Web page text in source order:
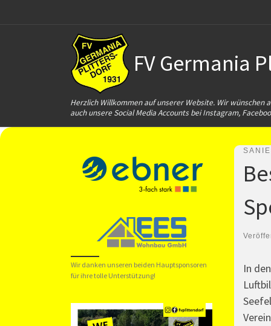
FV Germania
Herzlich Willkommen auf unserer Website. Wir wünschen
auch unsere Social Media Accounts bei Instagram,
In
Wir danken unseren beiden Hauptsponsoren
für ihre tolle Unterstützung!